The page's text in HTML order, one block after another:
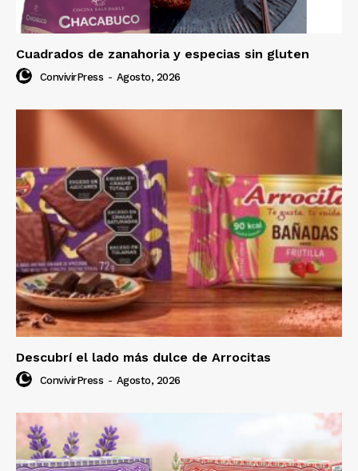
Cuadrados de zanahoria y especias sin gluten
ConvivirPress - Agosto, 2026
Descubrí el lado más dulce de Arrocitas
ConvivirPress - Agosto, 2026